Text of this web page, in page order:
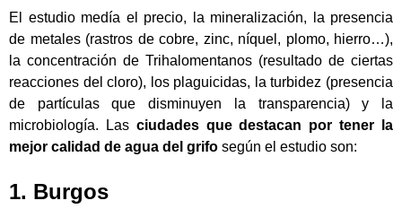
El estudio medía el precio, la mineralización, la presencia
de metales (rastros de cobre, zinc, níquel, plomo, hierro…),
la concentración de Trihalomentanos (resultado de ciertas
reacciones del cloro), los plaguicidas, la turbidez (presencia
de partículas que disminuyen la transparencia) y la
microbiología. Las ciudades que destacan por tener la
mejor calidad de agua del grifo según el estudio son:
1. Burgos